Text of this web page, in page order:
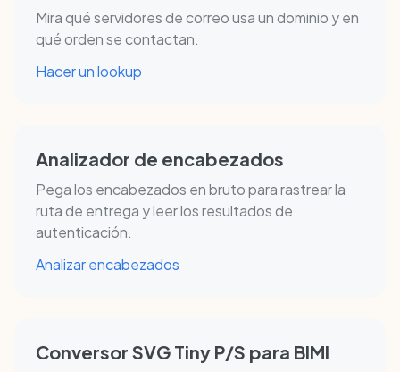
Mira qué servidores de correo usa un dominio y en
qué orden se contactan.
Hacer un lookup
Analizador de encabezados
Pega los encabezados en bruto para rastrear la
ruta de entrega y leer los resultados de
autenticación.
Analizar encabezados
Conversor SVG Tiny P/S para BIMI